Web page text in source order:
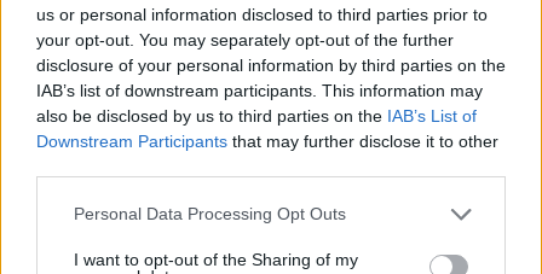
us or personal information disclosed to third parties prior to
your opt-out. You may separately opt-out of the further
disclosure of your personal information by third parties on the
IAB’s list of downstream participants. This information may
also be disclosed by us to third parties on the IAB’s List of
Downstream Participants that may further disclose it to other
Please note that this website/app uses one or more Google
not limited to your visit or usage behaviour. You may click to
Personal Data Processing Opt Outs
I want to opt-out of the Sharing of my
Πώς λειτουργούσε η βιομηχανία της απάτης με τους
πλαστούς πίνακες - Οι αρχηγοί, οι καλλιτέχνες και το...
τμήμα μάρκετινγκ
Συνελήφθησαν 13 άτομα, μέλη της οργάνωσης, ενώ
έχει ταυτοποιηθεί και αναζητείται ακόμη ένα - Δείτε
11.06.2025, 16:36 24